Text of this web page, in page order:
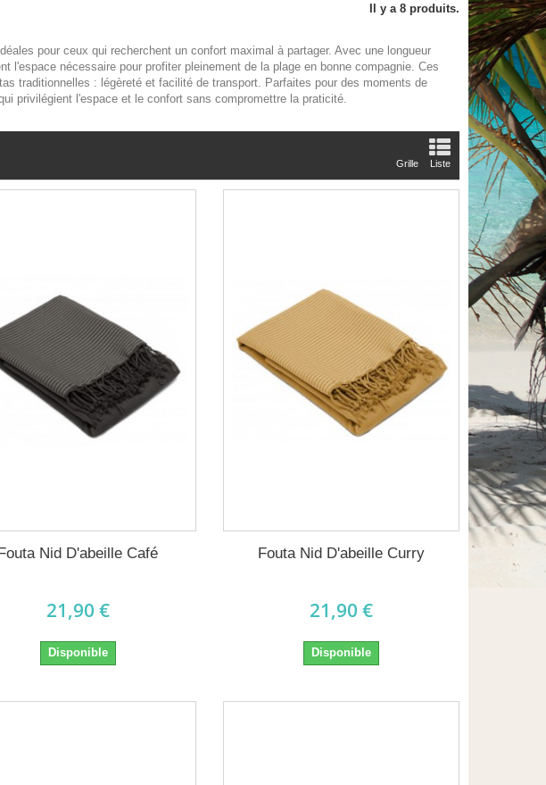
Il y a 8 produits.
pour ceux qui recherchent un confort maximal à partager. Avec une longueur
l'espace nécessaire pour profiter pleinement de la plage en bonne compagnie. Ces
traditionnelles : légèreté et facilité de transport. Parfaites pour des moments de
privilégient l'espace et le confort sans compromettre la praticité.
Grille Liste
Nid D'abeille Café
21,90 €
Disponible
Fouta Nid D'abeille Curry
21,90 €
Disponible